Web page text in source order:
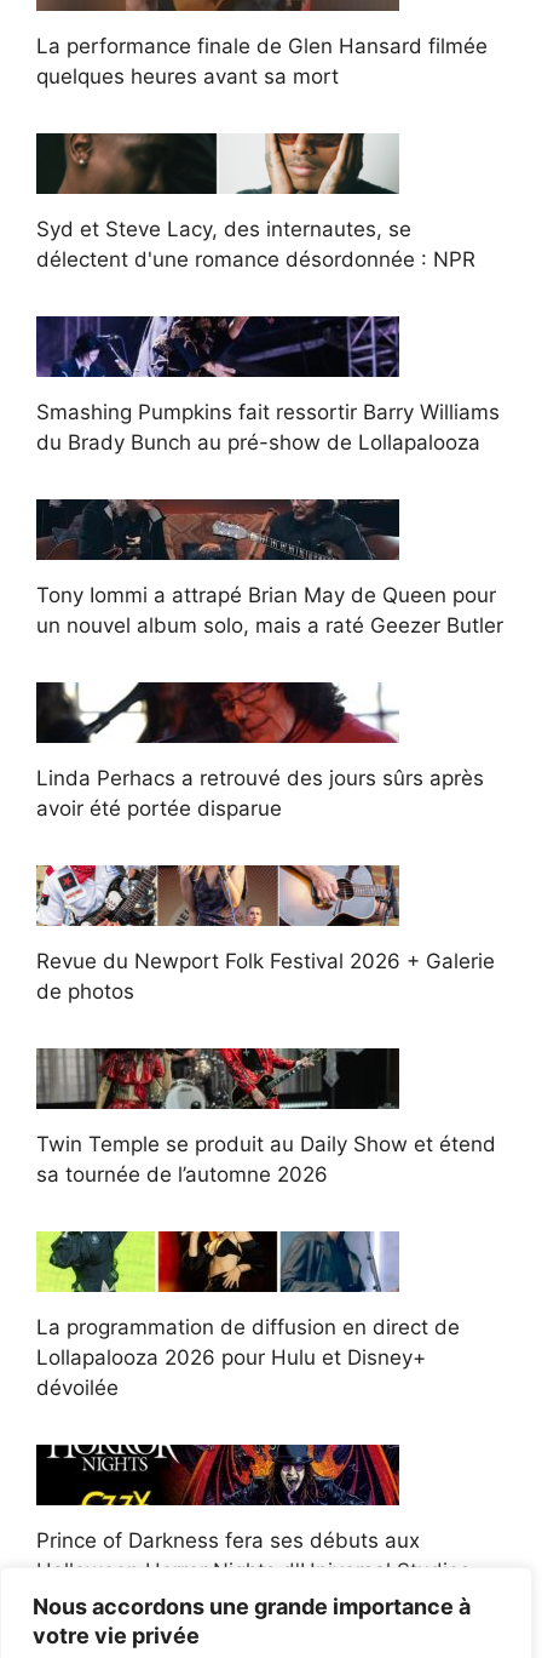
Nous accordons une grande importance à
votre vie privée
La performance finale de Glen Hansard filmée
quelques heures avant sa mort
Syd et Steve Lacy, des internautes, se
délectent d'une romance désordonnée : NPR
Smashing Pumpkins fait ressortir Barry Williams
du Brady Bunch au pré-show de Lollapalooza
Tony Iommi a attrapé Brian May de Queen pour
un nouvel album solo, mais a raté Geezer Butler
Linda Perhacs a retrouvé des jours sûrs après
avoir été portée disparue
Revue du Newport Folk Festival 2026 + Galerie
de photos
Twin Temple se produit au Daily Show et étend
sa tournée de l’automne 2026
La programmation de diffusion en direct de
Lollapalooza 2026 pour Hulu et Disney+
dévoilée
Prince of Darkness fera ses débuts aux
Halloween Horror Nights d'Universal Studios